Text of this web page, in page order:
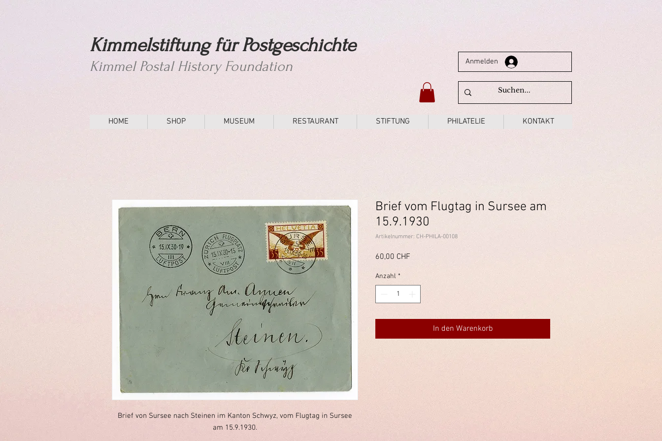
Kimmelstiftung für Postgeschichte
Kimmel Postal History Foundation Anmelden
HOME SHOP MUSEUM RESTAURANT STIFTUNG PHILATELIE KONTAKT
Brief von Sursee nach Steinen im Kanton Schwyz, vom Flugtag in Sursee
am 15.9.1930.
Brief vom Flugtag in Sursee am
15.9.1930
Artikelnummer: CH-PHILA-00108
60,00 CHF
Anzahl *
In den Warenkorb